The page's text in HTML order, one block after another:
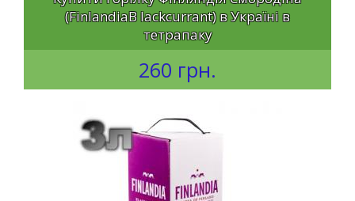
(FinlandiaB lackcurrant) в Україні в
тетрапаку
260 грн.